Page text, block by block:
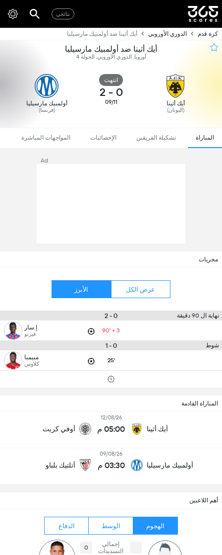
نتائجي
كرة قدم الدوري الأوروبي أيك أثينا ضد أولمبيك مارسيليا
أيك أثينا ضد أولمبيك مارسيليا
أوروبا, الدوري الأوروبي, الجولة 4
أيك أثينا
(اليونان)
انتهت
0
-
2
09/11 أولمبيك مارسيليا
(فرنسا)
المباراة تشكيلة الفريقين الإحصائيات المواجهات المباشرة
Ad
مجريات
عرض الكل الأبرز
نهاية ال 90 دقيقة 0 - 2
90' + 3 إ.سار
فيرتو
شوط 0 - 1
25' مبيمبا
كلاوس
المباراة القادمة
أيك أثينا
12/08/26
05:00 م أوفي كريت
أولمبيك مارسيليا
09/08/26
03:30 م أتلتيك بلباو
أهم اللاعبين
الهجوم الوسط الدفاع
إجمالي
التسديدات
0